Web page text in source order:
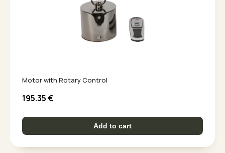
Motor with Rotary Control
195.35€
Add to cart